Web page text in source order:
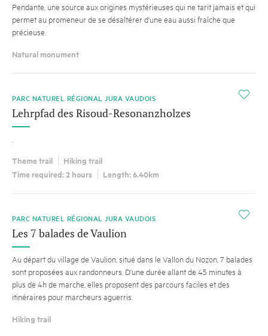
Pendante, une source aux origines mystérieuses qui ne tarit jamais et qui
permet au promeneur de se désaltérer d'une eau aussi fraîche que
précieuse.
Natural monument
i
PARC NATUREL RÉGIONAL JURA VAUDOIS
Lehrpfad des Risoud-Resonanzholzes
Theme trail
Hiking trail
Time required: 2 hours
Length: 6.40km
i
PARC NATUREL RÉGIONAL JURA VAUDOIS
Les 7 balades de Vaulion
Au départ du village de Vaulion, situé dans le Vallon du Nozon, 7 balades
sont proposées aux randonneurs. D'une durée allant de 45 minutes à
plus de 4h de marche, elles proposent des parcours faciles et des
itinéraires pour marcheurs aguerris.
Hiking trail